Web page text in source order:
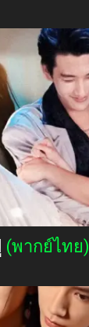
(พากย์ไทย)